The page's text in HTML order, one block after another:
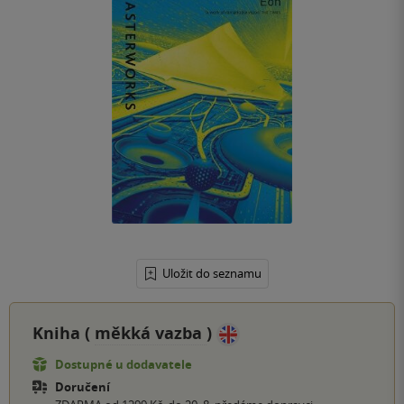
Uložit do seznamu
Kniha ( měkká vazba )
Dostupné u dodavatele
Doručení